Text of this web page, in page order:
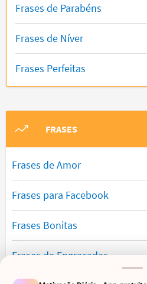
Frases de Parabéns
Frases de Níver
Frases Perfeitas
FRASES
Frases de Amor
Frases para Facebook
Frases Bonitas
Frases de Engraçadas